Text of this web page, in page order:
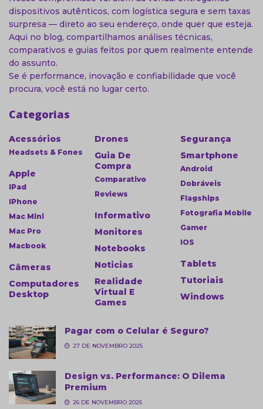
dispositivos autênticos, com logística segura e sem taxas
surpresa — direto ao seu endereço, onde quer que esteja.
Aqui no blog, compartilhamos análises técnicas,
comparativos e guias feitos por quem realmente entende
do assunto.
Se é performance, inovação e confiabilidade que você
procura, você está no lugar certo.
Categorias
Acessórios
Headsets & Fones
Apple
IPad
IPhone
Mac Mini
Mac Pro
Macbook
Câmeras
Computadores
Desktop
Drones
Guia De
Compra
Comparativo
Reviews
Informativo
Monitores
Notebooks
Noticias
Realidade
Virtual E
Games
Segurança
Smartphone
Android
Dobráveis
Flagships
Fotografia Mobile
Gamer
IOS
Tablets
Tutoriais
Windows
Pagar com o Celular é Seguro?
27 DE NOVEMBRO 2025
Design vs. Performance: O Dilema
Premium
26 DE NOVEMBRO 2025